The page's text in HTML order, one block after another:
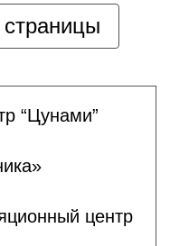
“Цунами”
центр